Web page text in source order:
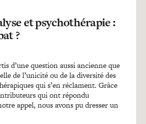
et psychothérapie :
?
d’une question aussi ancienne que
de l’unicité ou de la diversité des
qui s’en réclament. Grâce
qui ont répondu
appel, nous avons pu dresser un